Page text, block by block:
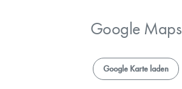
Google Maps
Google Karte laden